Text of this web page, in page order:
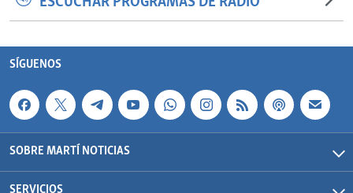
SÍGUENOS
SOBRE MARTÍ NOTICIAS
SERVICIOS